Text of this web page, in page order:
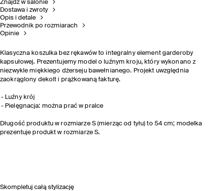
Znajdź w salonie
Dostawa i zwroty
Opis i detale
Przewodnik po rozmiarach
Opinie
Klasyczna koszulka bez rękawów to integralny element garderoby
kapsułowej. Prezentujemy model o luźnym kroju, który wykonano z
niezwykle miękkiego dżerseju bawełnianego. Projekt uwzględnia
zaokrąglony dekolt i prążkowaną fakturę.
Luźny krój
Pielęgnacja: można prać w pralce
Długość produktu w rozmiarze S (mierząc od tyłu) to 54 cm; modelka
prezentuje produkt w rozmiarze S.
Skompletuj całą stylizację